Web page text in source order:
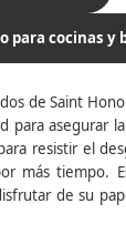
para cocinas y
de Saint
para asegurar
resistir el
más tiempo.
de su